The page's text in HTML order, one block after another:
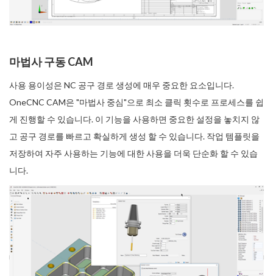
마법사 구동 CAM
사용 용이성은 NC 공구 경로 생성에 매우 중요한 요소입니다.
OneCNC CAM은 "마법사 중심"으로 최소 클릭 횟수로 프로세스를 쉽
게 진행할 수 있습니다. 이 기능을 사용하면 중요한 설정을 놓치지 않
고 공구 경로를 빠르고 확실하게 생성 할 수 있습니다. 작업 템플릿을
저장하여 자주 사용하는 기능에 대한 사용을 더욱 단순화 할 수 있습
니다.